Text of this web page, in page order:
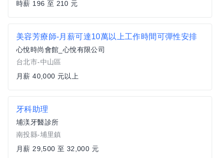
時薪 196 至 210 元
美容芳療師-月薪可達10萬以上工作時間可彈性安排
心悅時尚會館_心悅有限公司
台北市-中山區
月薪 40,000 元以上
牙科助理
埔渼牙醫診所
南投縣-埔里鎮
月薪 29,500 至 32,000 元